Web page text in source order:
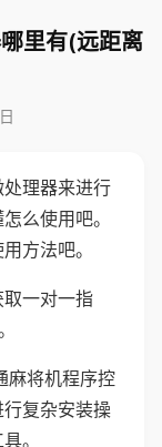
里有(远距离
理器来进行
么使用吧。
方法吧。
一对一指
麻将机程序控
复杂安装操
。